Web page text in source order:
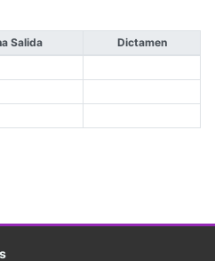
Salida
Dictamen